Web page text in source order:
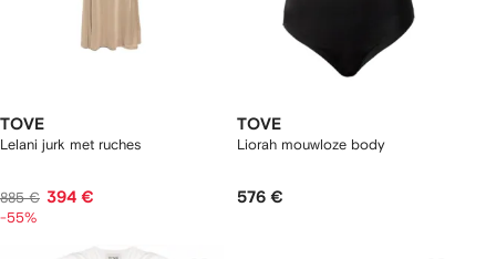
TOVE
Lelani jurk met ruches
885 € 394 €
-55%
TOVE
Liorah mouwloze body
576 €